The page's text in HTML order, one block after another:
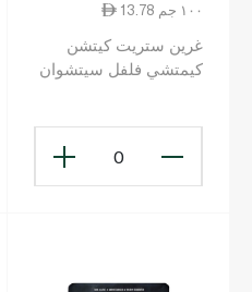
13.78 ١٠٠ جم
غرين ستريت كيتشن
كيمتشي فلفل سيتشوان
0